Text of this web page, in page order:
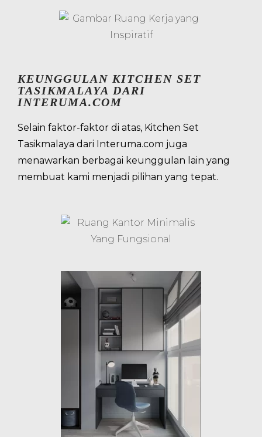
KEUNGGULAN KITCHEN SET
TASIKMALAYA DARI
INTERUMA.COM
Selain faktor-faktor di atas, Kitchen Set
Tasikmalaya dari Interuma.com juga
menawarkan berbagai keunggulan lain yang
membuat kami menjadi pilihan yang tepat.